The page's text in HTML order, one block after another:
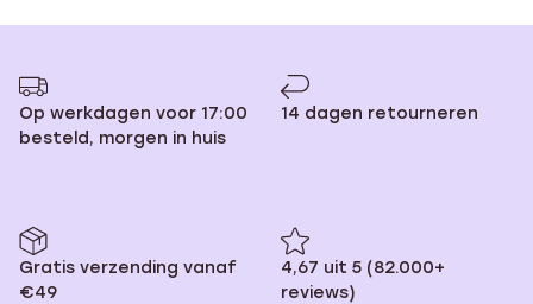
Op werkdagen voor 17:00
besteld, morgen in huis
14 dagen retourneren
Gratis verzending vanaf
€49
4,67 uit 5 (82.000+
reviews)